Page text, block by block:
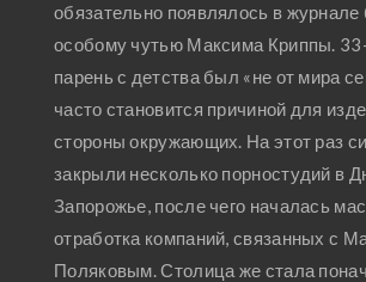
обязательно появлялось в журнале
особому чутью Максима Криппы.
парень с детства был «не от мира
часто становится причиной для
стороны окружающих. На этот раз
закрыли несколько порностудий в
Запорожье, после чего началась
отработка компаний, связанных с
Поляковым. Столица же стала